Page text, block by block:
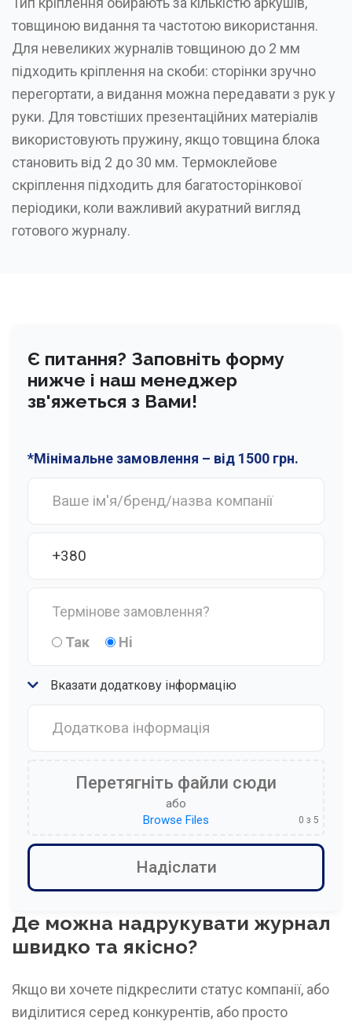
товщиною видання та частотою використання.
Для невеликих журналів товщиною до 2 мм
підходить кріплення на скоби: сторінки зручно
перегортати, а видання можна передавати з рук у
руки. Для товстіших презентаційних матеріалів
використовують пружину, якщо товщина блока
становить від 2 до 30 мм. Термоклейове
скріплення підходить для багатосторінкової
періодики, коли важливий акуратний вигляд
готового журналу.
Де можна надрукувати журнал
швидко та якісно?
Якщо ви хочете підкреслити статус компанії, або
виділитися серед конкурентів, або просто
Є питання? Заповніть форму
нижче і наш менеджер
зв'яжеться з Вами!
*Мінімальне замовлення – від 1500 грн.
Термінове замовлення?
Так
Нi
Вказати додаткову інформацію
Перетягніть файли сюди
або
Browse Files
0 з 5